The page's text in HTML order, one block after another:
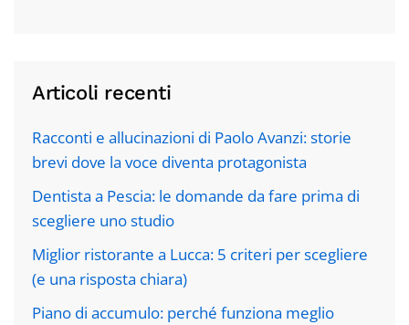
Articoli recenti
Racconti e allucinazioni di Paolo Avanzi: storie
brevi dove la voce diventa protagonista
Dentista a Pescia: le domande da fare prima di
scegliere uno studio
Miglior ristorante a Lucca: 5 criteri per scegliere
(e una risposta chiara)
Piano di accumulo: perché funziona meglio